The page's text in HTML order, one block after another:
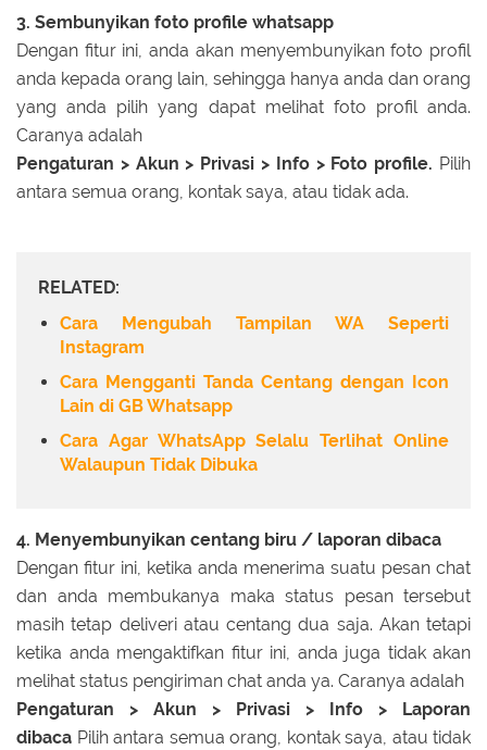
3. Sembunyikan foto profile whatsapp
Dengan fitur ini, anda akan menyembunyikan foto profil
anda kepada orang lain, sehingga hanya anda dan orang
yang anda pilih yang dapat melihat foto profil anda.
Caranya adalah
Pengaturan > Akun > Privasi > Info > Foto profile. Pilih
antara semua orang, kontak saya, atau tidak ada.
RELATED:
Cara Mengubah Tampilan WA Seperti
Instagram
Cara Mengganti Tanda Centang dengan Icon
Lain di GB Whatsapp
Cara Agar WhatsApp Selalu Terlihat Online
Walaupun Tidak Dibuka
4. Menyembunyikan centang biru / laporan dibaca
Dengan fitur ini, ketika anda menerima suatu pesan chat
dan anda membukanya maka status pesan tersebut
masih tetap deliveri atau centang dua saja. Akan tetapi
ketika anda mengaktifkan fitur ini, anda juga tidak akan
melihat status pengiriman chat anda ya. Caranya adalah
Pengaturan > Akun > Privasi > Info > Laporan
dibaca Pilih antara semua orang, kontak saya, atau tidak